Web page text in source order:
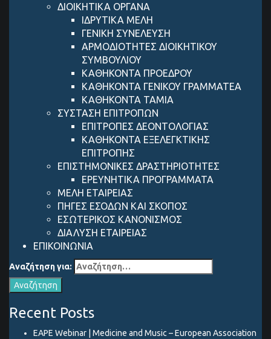
ΔΙΟΙΚΗΤΙΚΑ ΟΡΓΑΝΑ
ΙΔΡΥΤΙΚΑ ΜΕΛΗ
ΓΕΝΙΚΗ ΣΥΝΕΛΕΥΣΗ
ΑΡΜΟΔΙΟΤΗΤΕΣ ΔΙΟΙΚΗΤΙΚΟΥ
ΣΥΜΒΟΥΛΙΟΥ
ΚΑΘΗΚΟΝΤΑ ΠΡΟΕΔΡΟΥ
ΚΑΘΗΚΟΝΤΑ ΓΕΝΙΚΟΥ ΓΡΑΜΜΑΤΕΑ
ΚΑΘΗΚΟΝΤΑ ΤΑΜΙΑ
ΣΥΣΤΑΣΗ ΕΠΙΤΡΟΠΩΝ
ΕΠΙΤΡΟΠΕΣ ΔΕΟΝΤΟΛΟΓΙΑΣ
ΚΑΘΗΚΟΝΤΑ ΕΞΕΛΕΓΚΤΙΚΗΣ
ΕΠΙΤΡΟΠΗΣ
ΕΠΙΣΤΗΜΟΝΙΚΕΣ ΔΡΑΣΤΗΡΙΟΤΗΤΕΣ
ΕΡΕΥΝΗΤΙΚΑ ΠΡΟΓΡΑΜΜΑΤΑ
ΜΕΛΗ ΕΤΑΙΡΕΙΑΣ
ΠΗΓΕΣ ΕΣΟΔΩΝ ΚΑΙ ΣΚΟΠΟΣ
ΕΣΩΤΕΡΙΚΟΣ ΚΑΝΟΝΙΣΜΟΣ
ΔΙΑΛΥΣΗ ΕΤΑΙΡΕΙΑΣ
ΕΠΙΚΟΙΝΩΝΙΑ
Αναζήτηση για:
Recent Posts
EAPE Webinar | Medicine and Music – European Association